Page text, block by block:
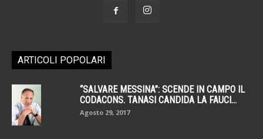
ARTICOLI POPOLARI
“SALVARE MESSINA”: SCENDE IN CAMPO IL
CODACONS. TANASI CANDIDA LA FAUCI...
Agosto 29, 2017